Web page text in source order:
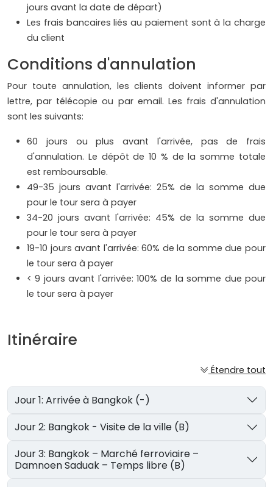
jours avant la date de départ)
Les frais bancaires liés au paiement sont à la charge
du client
Conditions d'annulation
Pour toute annulation, les clients doivent informer par
lettre, par télécopie ou par email. Les frais d'annulation
sont les suivants:
60 jours ou plus avant l'arrivée, pas de frais
d'annulation. Le dépôt de 10 % de la somme totale
est remboursable.
49-35 jours avant l'arrivée: 25% de la somme due
pour le tour sera à payer
34-20 jours avant l'arrivée: 45% de la somme due
pour le tour sera à payer
19-10 jours avant l'arrivée: 60% de la somme due pour
le tour sera à payer
< 9 jours avant l'arrivée: 100% de la somme due pour
le tour sera à payer
Itinéraire
Étendre tout
Jour 1: Arrivée à Bangkok (-)
Jour 2: Bangkok - Visite de la ville (B)
Jour 3: Bangkok – Marché ferroviaire –
Damnoen Saduak – Temps libre (B)